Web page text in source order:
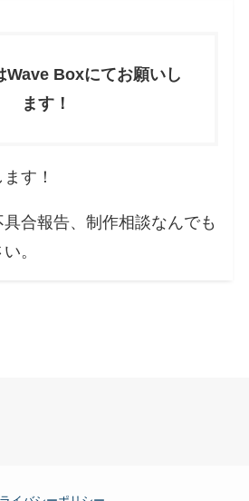
Wave Boxにてお願いし
ます！
す！
合報告、制作相談なんでも
。